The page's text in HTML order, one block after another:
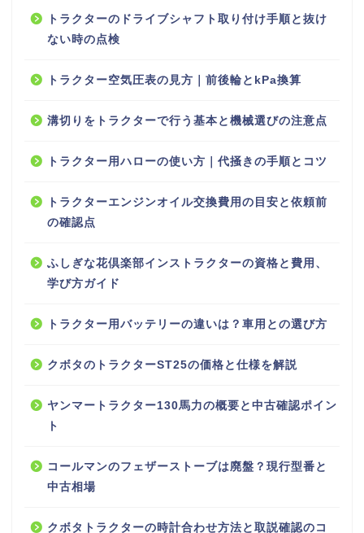
トラクターのドライブシャフト取り付け手順と抜け
ない時の点検
トラクター空気圧表の見方｜前後輪とkPa換算
溝切りをトラクターで行う基本と機械選びの注意点
トラクター用ハローの使い方｜代掻きの手順とコツ
トラクターエンジンオイル交換費用の目安と依頼前
の確認点
ふしぎな花倶楽部インストラクターの資格と費用、
学び方ガイド
トラクター用バッテリーの違いは？車用との選び方
クボタのトラクターST25の価格と仕様を解説
ヤンマートラクター130馬力の概要と中古確認ポイン
ト
コールマンのフェザーストーブは廃盤？現行型番と
中古相場
クボタトラクターの時計合わせ方法と取説確認のコ